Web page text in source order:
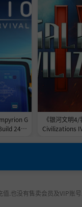
G
2453
《银河文明
Civilizations
.也没有售卖会员及VIP账